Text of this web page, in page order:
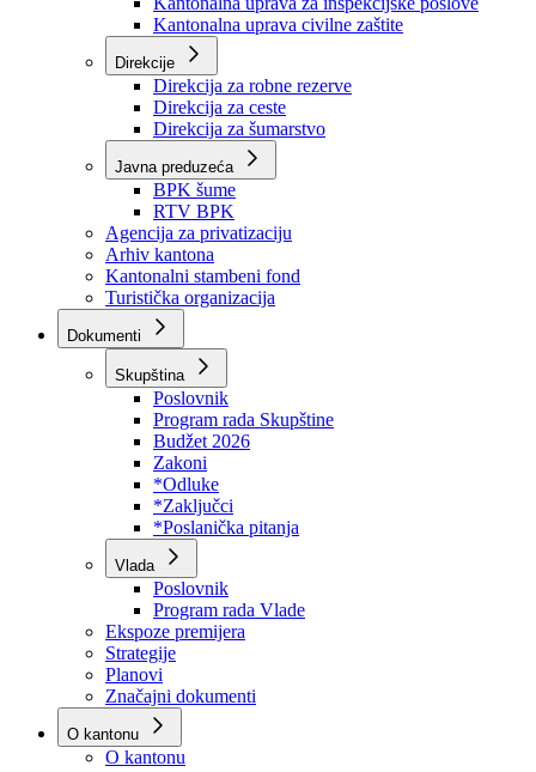
Pedagoški zavod
Kantonalna uprava za inspekcijske poslove
Kantonalna uprava civilne zaštite
Direkcije
Direkcija za robne rezerve
Direkcija za ceste
Direkcija za šumarstvo
Javna preduzeća
BPK šume
RTV BPK
Agencija za privatizaciju
Arhiv kantona
Kantonalni stambeni fond
Turistička organizacija
Dokumenti
Skupština
Poslovnik
Program rada Skupštine
Budžet 2026
Zakoni
*Odluke
*Zaključci
*Poslanička pitanja
Vlada
Poslovnik
Program rada Vlade
Ekspoze premijera
Strategije
Planovi
Značajni dokumenti